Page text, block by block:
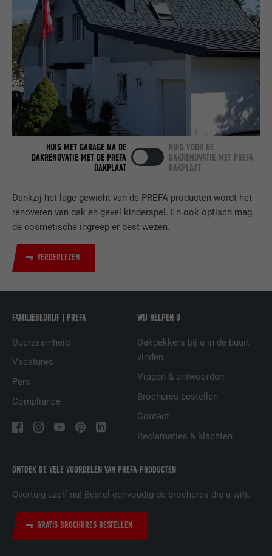
Dankzij het lage gewicht van de PREFA producten wordt het
renoveren van dak en gevel kinderspel. En ook optisch mag
de cosmetische ingreep er best wezen.
VERDERLEZEN
HUIS MET GARAGE NA DE
DAKRENOVATIE MET DE PREFA
DAKPLAAT
HUIS VOOR DE
DAKRENOVATIE MET PREFA
DAKPLAAT
ONTDEK DE VELE VOORDELEN VAN PREFA-PRODUCTEN
Overtuig uzelf nu! Bestel eenvoudig de brochures die u wilt.
GRATIS BROCHURES BESTELLEN
FAMILIEBEDRIJF | PREFA
Duurzaamheid
Vacatures
Pers
Compliance
WIJ HELPEN U
Dakdekkers bij u in de buurt
vinden
Vragen & antwoorden
Brochures bestellen
Contact
Reclamaties & klachten
AANBIEDER LinkedIn
VERVALTIJD
DOEL
Gebruikt door de socialnetworking-dienst
LinkedIn voor het volgen van het gebruik
van ingebedde diensten.
NAAM bscookie
LinkedIn
VERVALTIJD 2 jaar
Gebruikt door de socialnetworking-dienst
AANBIEDER
DOEL
Wordt gebruikt om bezoekers op meerdere
websites te volgen, om op basis van de
reclame te presenteren.
VERVALTIJD 1 dag
Gebruikt door de socialnetworking-dienst